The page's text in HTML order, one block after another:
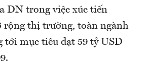
DN trong việc xúc tiến
rộng thị trường, toàn ngành
tới mục tiêu đạt 59 tỷ USD